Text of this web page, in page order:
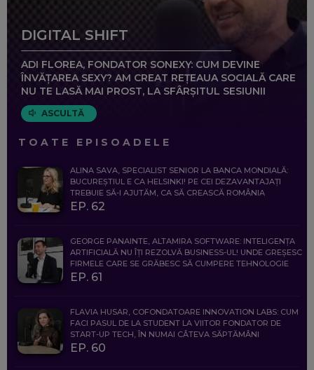
DIGITAL SHIFT
ADI FLOREA, FONDATOR SONEXY: CUM DEVINE
ÎNVĂȚAREA SEXY? AM CREAT REȚEAUA SOCIALĂ CARE
NU TE LASĂ MAI PROST, LA SFÂRȘITUL SESIUNII
ASCULTĂ
TOATE EPISOADELE
ALINA SAVA, SPECIALIST SENIOR LA BANCA MONDIALĂ:
BUCUREȘTIUL E CA HELSINKI! PE CEI DEZAVANTAJAȚI
TREBUIE SĂ-I AJUTĂM, CA SĂ CREASCĂ ROMÂNIA
EP. 62
GEORGE PANAINTE, ALTAMIRA SOFTWARE: INTELIGENȚA
ARTIFICIALĂ NU ÎȚI REZOLVĂ BUSINESS-UL! UNDE GREȘESC
FIRMELE CARE SE GRĂBESC SĂ CUMPERE TEHNOLOGIE
EP. 61
FLAVIA HUSAR, COFONDATOARE INNOVATION LABS: CUM
FACI PASUL DE LA STUDENT LA VIITOR FONDATOR DE
START-UP TECH, ÎN NUMAI CÂTEVA SĂPTĂMÂNI
EP. 60